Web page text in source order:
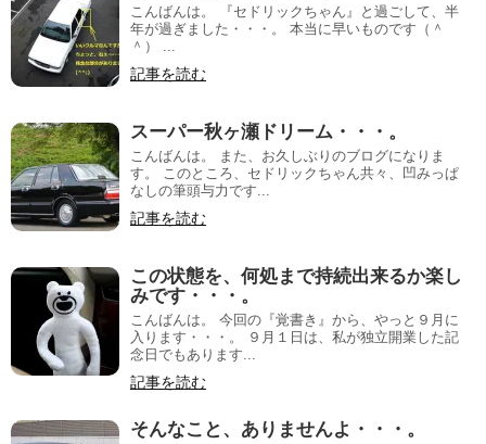
こんばんは。 『セドリックちゃん』と過ごして、半
年が過ぎました・・・。 本当に早いものです（＾
＾） ...
記事を読む
スーパー秋ヶ瀬ドリーム・・・。
こんばんは。 また、お久しぶりのブログになりま
す。 このところ、セドリックちゃん共々、凹みっぱ
なしの筆頭与力です...
記事を読む
この状態を、何処まで持続出来るか楽し
みです・・・。
こんばんは。 今回の『覚書き』から、やっと９月に
入ります・・・。 ９月１日は、私が独立開業した記
念日でもあります...
記事を読む
そんなこと、ありませんよ・・・。